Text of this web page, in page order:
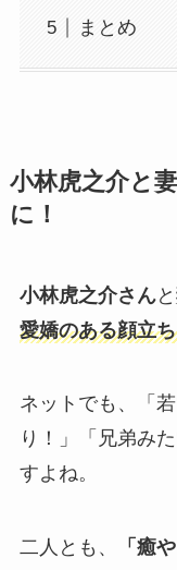
まとめ
小林虎之介と
に！
小林虎之介さんと
愛嬌のある顔立ち
ネットでも、「
り！」「兄弟み
すよね。
二人とも、 「癒